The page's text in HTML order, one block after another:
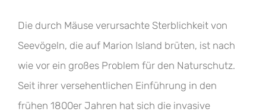
Die durch Mäuse verursachte Sterblichkeit von
Seevögeln, die auf Marion Island brüten, ist nach
wie vor ein großes Problem für den Naturschutz.
Seit ihrer versehentlichen Einführung in den
frühen 1800er Jahren hat sich die invasive